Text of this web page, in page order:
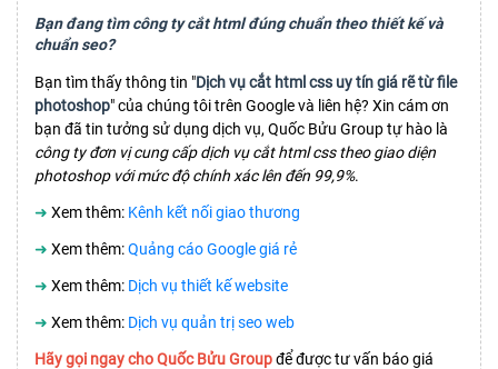
Bạn đang tìm công ty cắt html đúng chuẩn theo thiết kế và
chuẩn seo?
Bạn tìm thấy thông tin "Dịch vụ cắt html css uy tín giá rẽ từ file
photoshop" của chúng tôi trên Google và liên hệ? Xin cám ơn
bạn đã tin tưởng sử dụng dịch vụ, Quốc Bửu Group tự hào là
công ty đơn vị cung cấp dịch vụ cắt html css theo giao diện
photoshop với mức độ chính xác lên đến 99,9%.
➜ Xem thêm: Kênh kết nối giao thương
➜ Xem thêm:Quảng cáo Google giá rẻ
➜ Xem thêm: Dịch vụ thiết kế website
➜ Xem thêm: Dịch vụ quản trị seo web
Hãy gọi ngay cho Quốc Bửu Groupđể được tư vấn báo giá